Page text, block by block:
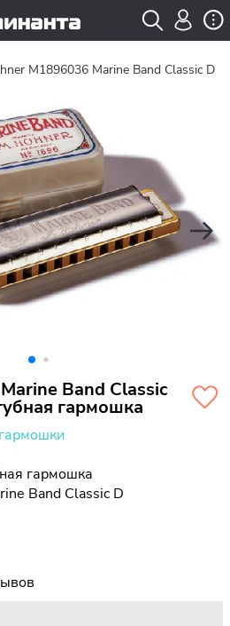
M1896036 Marine Band Classic D
Band Classic
гармошка
гармошка
Band Classic D